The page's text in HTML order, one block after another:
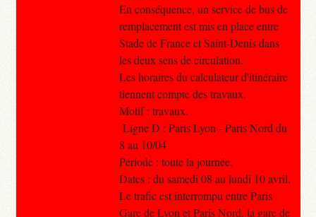
En conséquence, un service de bus de
remplacement est mis en place entre
Stade de France et Saint-Denis dans
les deux sens de circulation.
Les horaires du calculateur d'itinéraire
tiennent compte des travaux.
Motif : travaux.
Ligne D : Paris Lyon - Paris Nord du
8 au 10/04
Période : toute la journée.
Dates : du samedi 08 au lundi 10 avril.
Le trafic est interrompu entre Paris
Gare de Lyon et Paris Nord, la gare de